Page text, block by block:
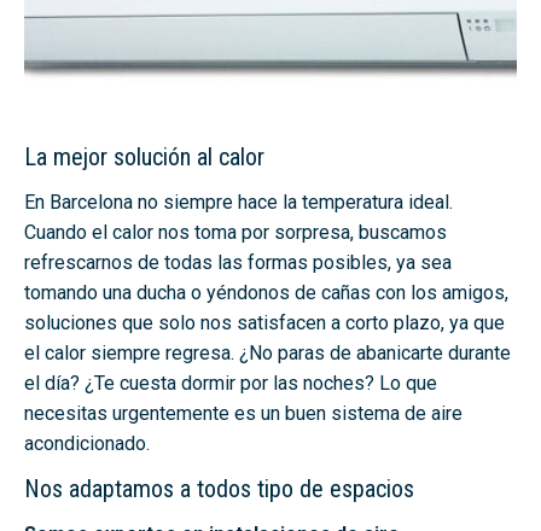
La mejor solución al calor
En Barcelona no siempre hace la temperatura ideal.
Cuando el calor nos toma por sorpresa, buscamos
refrescarnos de todas las formas posibles, ya sea
tomando una ducha o yéndonos de cañas con los amigos,
soluciones que solo nos satisfacen a corto plazo, ya que
el calor siempre regresa. ¿No paras de abanicarte durante
el día? ¿Te cuesta dormir por las noches? Lo que
necesitas urgentemente es un buen sistema de aire
acondicionado.
Nos adaptamos a todos tipo de espacios